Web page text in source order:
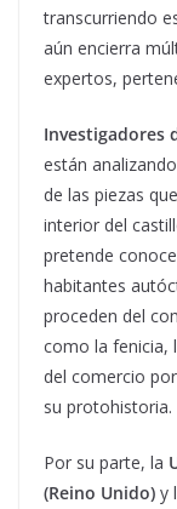
transcurriendo
aún encierra
expertos,
Investigadores
están
de las piezas
interior del
pretende
habitantes
proceden del
como la fenicia,
del comercio
su protohistoria.
Por su parte, la
(Reino Unido) y